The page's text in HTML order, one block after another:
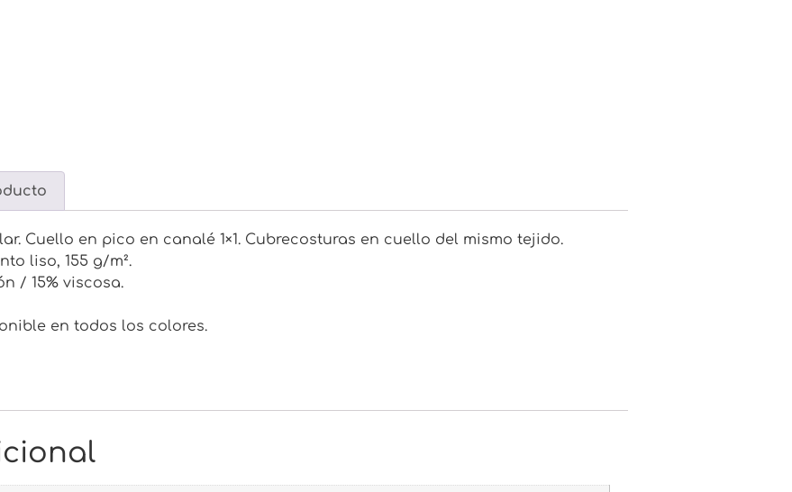
Cuello en pico en canalé 1×1. Cubrecosturas en cuello del mismo tejido.
liso, 155 g/m².
/ 15% viscosa.
en todos los colores.